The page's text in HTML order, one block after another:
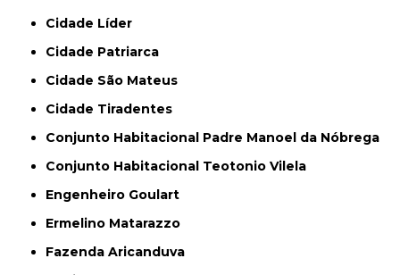
Cidade Líder
Cidade Patriarca
Cidade São Mateus
Cidade Tiradentes
Conjunto Habitacional Padre Manoel da Nóbrega
Conjunto Habitacional Teotonio Vilela
Engenheiro Goulart
Ermelino Matarazzo
Fazenda Aricanduva